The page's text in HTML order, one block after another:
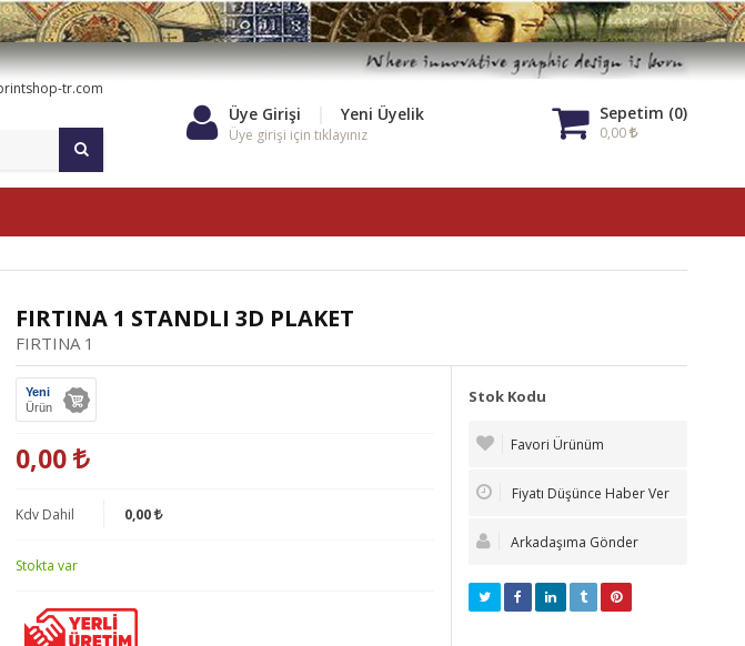
tr.com
Üye Girişi Yeni Üyelik
Üye girişi için tıklayınız
Sepetim (0)
0,00
FIRTINA 1 STANDLI 3D PLAKET
FIRTINA 1
Yeni
Ürün
0,00
Kdv Dahil 0,00
Stokta var
Stok Kodu
Favori Ürünüm
Fiyatı Düşünce Haber Ver
Arkadaşıma Gönder